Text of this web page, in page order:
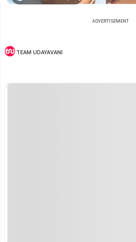
ADVERTISEMENT
TEAM UDAYAVANI